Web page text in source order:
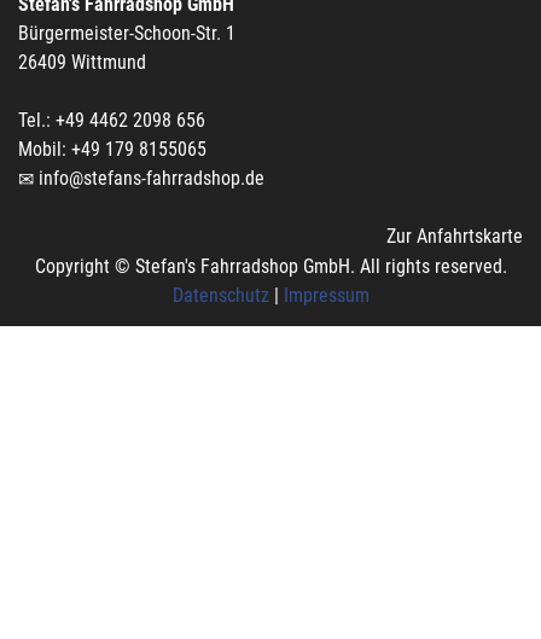
Bürgermeister-Schoon-Str. 1
26409 Wittmund
Tel.: +49 4462 2098 656
Mobil: +49 179 8155065
info@stefans-fahrradshop.de
Zur Anfahrtskarte
Copyright © Stefan's Fahrradshop GmbH. All rights reserved.
Datenschutz| Impressum